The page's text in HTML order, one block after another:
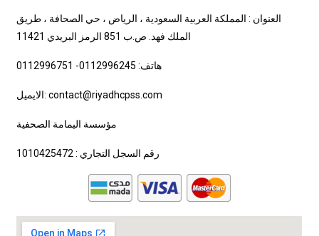
العنوان : المملكة العربية السعودية ، الرياض ، حي الصحافة ، طريق
الملك فهد. ص.ب 851 الرمز البريدي 11421
هاتف: 0112996245- 0112996751
الايميل: contact@riyadhcpss.com
مؤسسة اليمامة الصحفية
رقم السجل التجاري : 1010425472